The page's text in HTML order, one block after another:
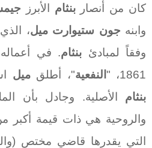
كان من أنصاربنثام الأبرز
وابنه جون ستيوارت ميل،
وفقاً لمبادئ بنثام. في
1861، "
النفعية"، أطلقميل
بنثام الأصلية. وجادل بأن
والروحية هي ذات قيمة أكبر
التي يقدرها قاضي مختص